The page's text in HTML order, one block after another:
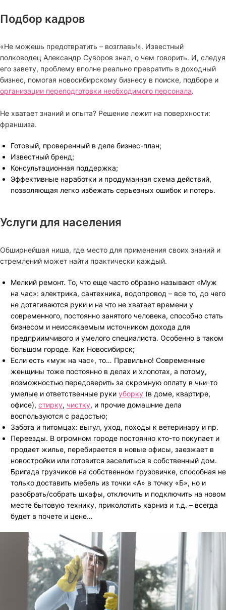
Подбор кадров
«Не можешь предотвратить – возглавь!». Известный
полководец Александр Суворов знал, о чем говорить. И, следуя
его завету, проблему вполне реально превратить в доходный
бизнес, помогая новосибирскому бизнесу в поиске, подборе и
организации переподготовки необходимого персонала.
Не хватает знаний и опыта? Решение лежит на поверхности:
франшиза.
Готовый, проверенный в деле бизнес-план;
Известный бренд;
Консультационная поддержка;
Эффективные наработки и продуманная схема действий,
позволяющая легко избежать серьезных ошибок и потерь.
Услуги для населения
Обширнейшая ниша, где место для применения своих знаний и
стремлений может найти практически каждый.
Мелкий ремонт. То, что еще часто образно называют «Муж
на час»: электрика, сантехника, водопровод – все то, до чего
не дотягиваются руки и на что не хватает времени у
современного, постоянно занятого человека, способно стать
бизнесом и неиссякаемым источником дохода для
предприимчивого и умелого специалиста. Особенно в таком
большом городе. Как Новосибирск;
Если есть «муж на час», то… Правильно! Современные
женщины тоже постоянно в делах и хлопотах, а потому,
возможностью передоверить за скромную оплату в чьи-то
умелые и ответственные руки уборку (в доме, квартире,
офисе), стирку, чистку, и прочие домашние дела
воспользуются с радостью;
Забота и питомцах: выгул, уход, походы к ветеринару и пр.
Переезды. В огромном городе постоянно кто-то покупает и
продает жилье, перебирается в новые офисы, заезжает в
новостройки или готовится заселиться в собственный дом.
Бригада грузчиков на собственном грузовичке, способная не
только доставить мебель из точки «А» в точку «Б», но и
разобрать/собрать шкафы, отключить и подключить на новом
месте бытовую технику, приколотить карниз и т.д. – всегда
будет в почете и цене…